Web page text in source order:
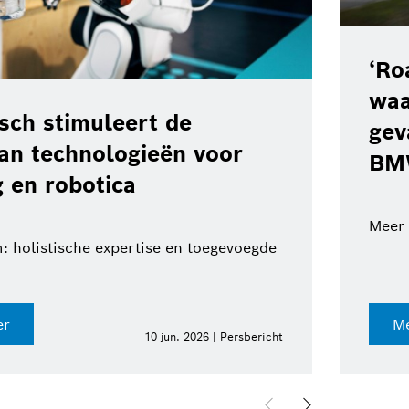
stimuleert de
technologieën voor
en robotica
holistische expertise en toegevoegde
10 jun. 2026 | Persbericht